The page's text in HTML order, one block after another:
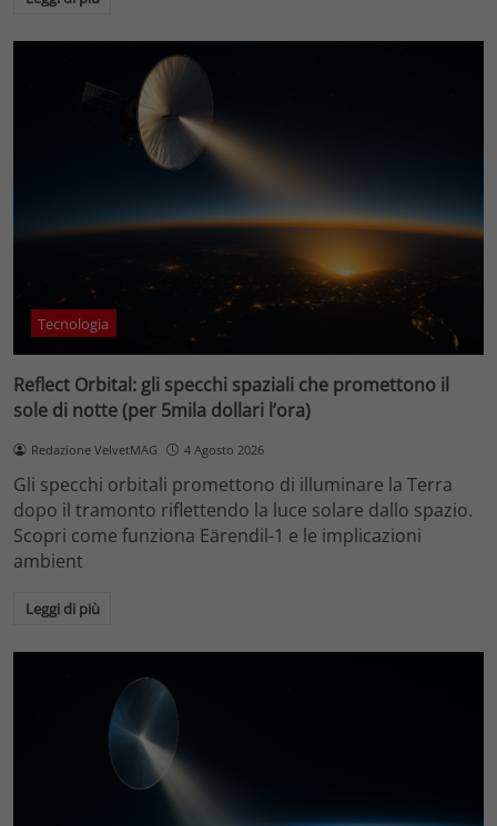
Tecnologia
Reflect Orbital: gli specchi spaziali che promettono il
sole di notte (per 5mila dollari l’ora)
Redazione VelvetMAG 4 Agosto 2026
Gli specchi orbitali promettono di illuminare la Terra
dopo il tramonto riflettendo la luce solare dallo spazio.
Scopri come funziona Eärendil-1 e le implicazioni
ambient
Leggi di più